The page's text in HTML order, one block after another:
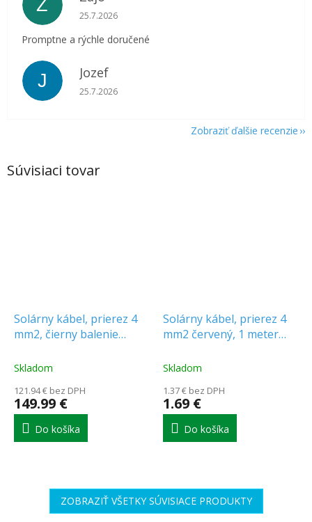
Súvisiaci tovar
Solárny kábel, prierez 4
mm2, čierny balenie
Skladom
121.94 € bez DPH
149.99 €
Do košíka
Solárny kábel, prierez 4
mm2 červený, 1 meter
Skladom
1.37 € bez DPH
1.69 €
Do košíka
ZOBRAZIŤ VŠETKY SÚVISIACE PRODUKTY
Z Hodnotenie obchodu je 5 z 5 hviezdičiek.
25.7.2026
Promptne a rýchle doručené
J Jozef
Hodnotenie obchodu je 5 z 5 hviezdičiek.
25.7.2026
Zobraziť ďalšie recenzie